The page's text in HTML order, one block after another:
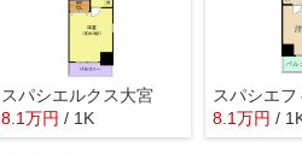
スパシエルクス大宮
8.1万円 / 1K 8.1万円 /